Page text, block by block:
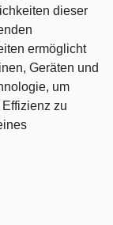
dieser
ermöglicht
Geräten und
um
zu